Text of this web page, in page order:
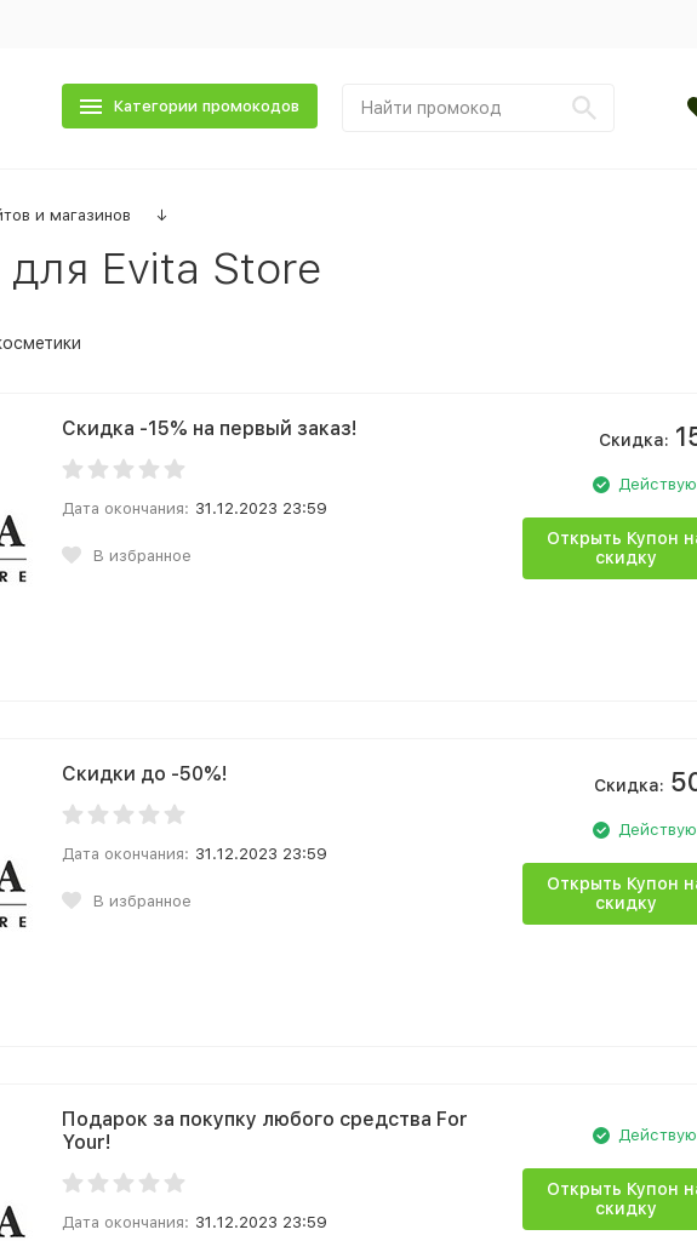
Категории промокодов
и магазинов ↓
Evita Store
Скидка -15% на первый заказ!
Дата окончания: 31.12.2023 23:59
В избранное
Скидка:
Открыть Купон
скидку
Скидки до -50%!
Дата окончания: 31.12.2023 23:59
В избранное
Скидка:
Открыть Купон
скидку
Подарок за покупку любого средства For
Your!
Дата окончания: 31.12.2023 23:59
Открыть Купон
скидку